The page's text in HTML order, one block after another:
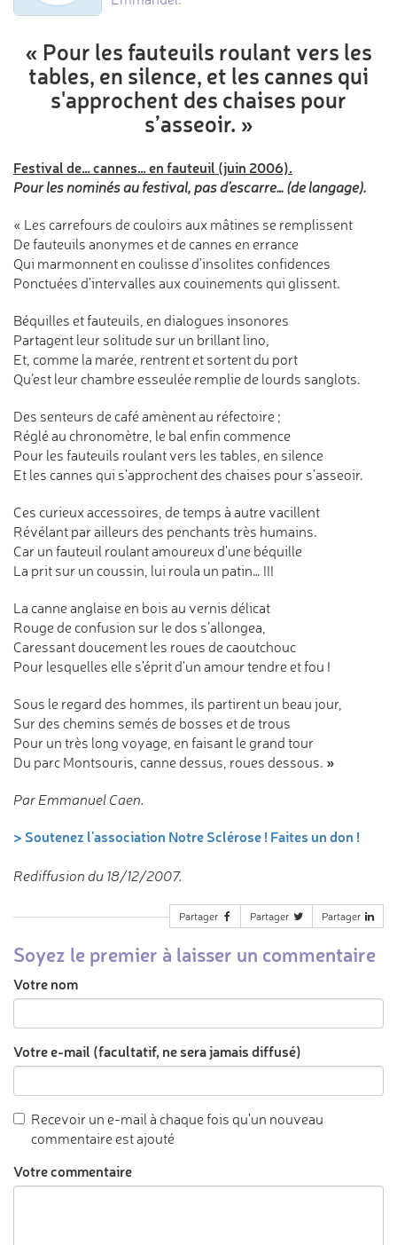
« Pour les fauteuils roulant vers les
tables, en silence, et les cannes qui
s'approchent des chaises pour
s’asseoir. »
Festival de… cannes… en fauteuil (juin 2006).
Pour les nominés au festival, pas d’escarre… (de langage).
« Les carrefours de couloirs aux mâtines se remplissent
De fauteuils anonymes et de cannes en errance
Qui marmonnent en coulisse d’insolites confidences
Ponctuées d’intervalles aux couinements qui glissent.
Béquilles et fauteuils, en dialogues insonores
Partagent leur solitude sur un brillant lino,
Et, comme la marée, rentrent et sortent du port
Qu’est leur chambre esseulée remplie de lourds sanglots.
Des senteurs de café amènent au réfectoire ;
Réglé au chronomètre, le bal enfin commence
Pour les fauteuils roulant vers les tables, en silence
Et les cannes qui s'approchent des chaises pour s’asseoir.
Ces curieux accessoires, de temps à autre vacillent
Révélant par ailleurs des penchants très humains.
Car un fauteuil roulant amoureux d'une béquille
La prit sur un coussin, lui roula un patin… !!!
La canne anglaise en bois au vernis délicat
Rouge de confusion sur le dos s’allongea,
Caressant doucement les roues de caoutchouc
Pour lesquelles elle s'éprit d'un amour tendre et fou !
Sous le regard des hommes, ils partirent un beau jour,
Sur des chemins semés de bosses et de trous
Pour un très long voyage, en faisant le grand tour
Du parc Montsouris, canne dessus, roues dessous. »
Par Emmanuel Caen.
> Soutenez l'association Notre Sclérose ! Faites un don !
Rediffusion du 18/12/2007.
Partager Partager Partager
Soyez le premier à laisser un commentaire
Votre nom
Votre e-mail (facultatif, ne sera jamais diffusé)
Recevoir un e-mail à chaque fois qu'un nouveau
commentaire est ajouté
Votre commentaire